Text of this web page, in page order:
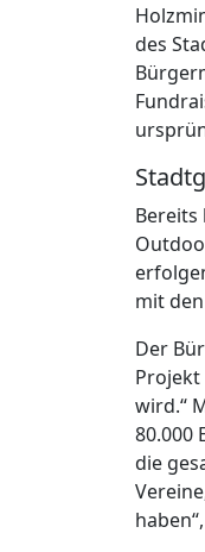
des
Bereits
mit
Der
wird.“
80.000
die